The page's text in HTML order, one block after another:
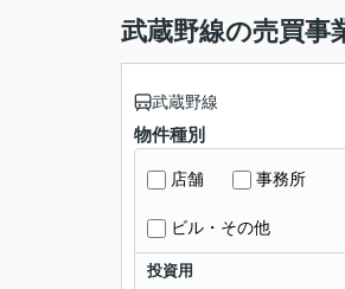
武蔵野線の売買事
武蔵野線
物件種別
店舗 事務所
ビル・その他
投資用